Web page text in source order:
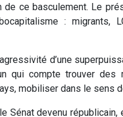
ce basculement. Le
: migrants,
d’une
qui compte trouver des
mobiliser dans le sens
Sénat devenu